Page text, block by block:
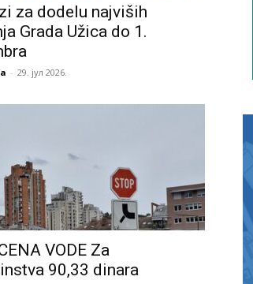
za dodelu najviših
Grada Užica do 1.
- 29. јул 2026.
VODE Za
90,33 dinara